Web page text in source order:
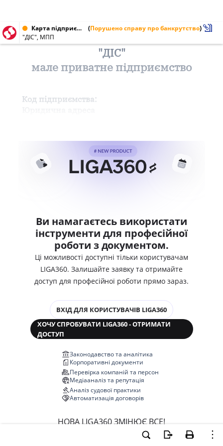
Карта підприємства від 16.02.2000 (Порушено справу про банкрутство)
"ДІС", МПП
"ДІС"
мале приватне підприємство
Код підприємства:
Ви намагаєтесь використати
інструменти для професійної
роботи з документом.
Ці можливості доступні тільки користувачам
LIGA360. Залишайте заявку та отримайте
доступ для професійної роботи прямо зараз.
ВХІД ДЛЯ КОРИСТУВАЧІВ LIGA360
ХОЧУ СПРОБУВАТИ LIGA360 - ОТРИМАТИ
ДОСТУП
Законодавство та аналітика
Корпоративні документи
Перевірка компаній та персон
Медіааналіз та репутація
Аналіз судової практики
Автоматизація договорів
НОВА LIGA360 ЗМІНЮЄ ВСЕ!